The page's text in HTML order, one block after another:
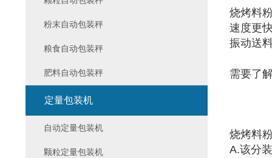
烧烤料
速度更
振动送
需要了
烧烤料
A.该分
粉末自动包装秤
粮食自动包装秤
肥料自动包装秤
定量包装机
自动定量包装机
颗粒定量包装机